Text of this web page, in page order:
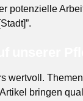
potenzielle
bringen